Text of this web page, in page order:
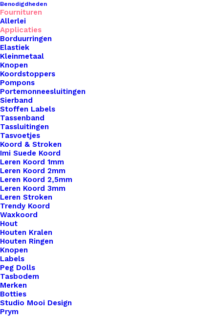
Benodigdheden
Fournituren
Allerlei
Applicaties
Borduurringen
Elastiek
Kleinmetaal
Knopen
Koordstoppers
Pompons
Portemonneesluitingen
Sierband
Stoffen Labels
Tassenband
Tassluitingen
Tasvoetjes
Koord & Stroken
Imi Suede Koord
Leren Koord 1mm
Leren Koord 2mm
Leren Koord 2,5mm
Leren Koord 3mm
Leren Stroken
Trendy Koord
Waxkoord
Hout
Houten Kralen
Houten Ringen
Knopen
Labels
Peg Dolls
Tasbodem
Merken
Botties
Studio Mooi Design
Prym
€